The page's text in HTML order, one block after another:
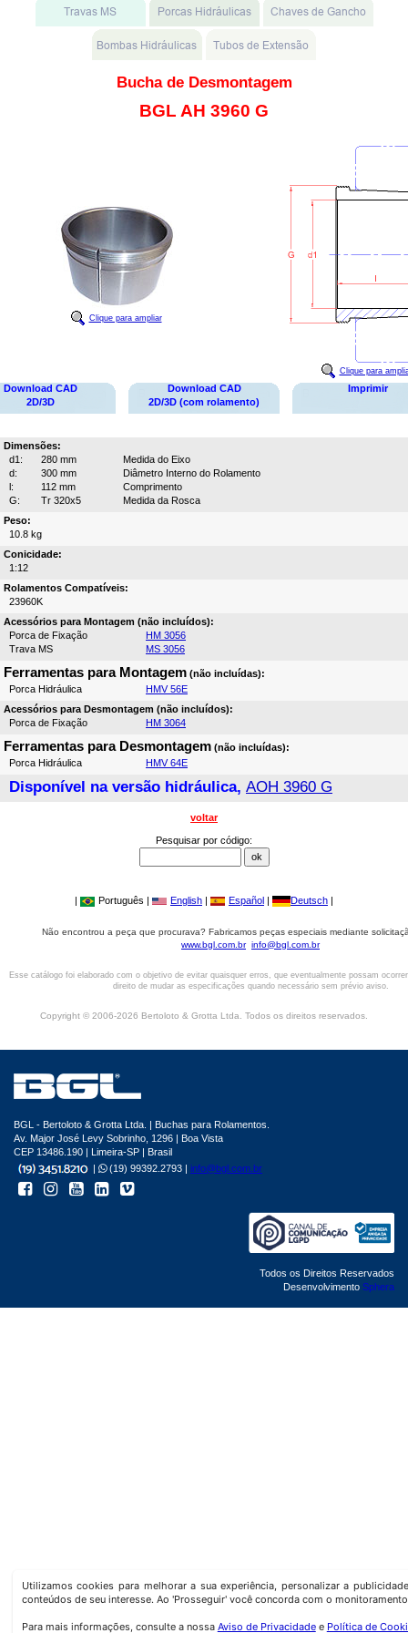
Bucha de Desmontagem
BGL AH 3960 G
Clique para ampliar
Clique para
Download CAD
2D/3D
Download CAD
2D/3D (com rolamento)
Imprimir
Dimensões:
d1:
280 mm
Medida do Eixo
d:
300 mm
Diâmetro Interno do Rolamento
l:
112 mm
Comprimento
G:
Tr 320x5
Medida da Rosca
Peso:
10.8 kg
Conicidade:
1:12
Rolamentos Compatíveis:
23960K
Acessórios para Montagem (não incluídos):
Porca de Fixação
HM 3056
Trava MS
MS 3056
Ferramentas para Montagem (não incluídas):
Porca Hidráulica
HMV 56E
Acessórios para Desmontagem (não incluídos):
Porca de Fixação
HM 3064
Ferramentas para Desmontagem (não incluídas):
Porca Hidráulica
HMV 64E
Disponível na versão hidráulica, AOH 3960 G
voltar
Pesquisar por código:
| Português | English | Español | Deutsch |
Não encontrou a peça que procurava? Fabricamos peças especiais mediante
www.bgl.com.br info@bgl.com.br
Esse catálogo foi elaborado com o objetivo de evitar quaisquer erros, que eventualmente possam
direito de mudar as especificações quando necessário sem prévio aviso.
Copyright © 2006-2026 Bertoloto & Grotta Ltda. Todos os direitos reservados.
Utilizamos cookies para melhorar a sua experiência, personalizar a
conteúdos de seu interesse. Ao 'Prosseguir' você concorda com o
Para mais informações, consulte a nossa Aviso de Privacidadee Política de
BGL - Bertoloto & Grotta Ltda. | Buchas para Rolamentos.
Av. Major José Levy Sobrinho, 1296 | Boa Vista
CEP 13486.190 | Limeira-SP | Brasil
|
(19) 99392.2793 | info@bgl.com.br
Todos os Direitos Reservados
Desenvolvimento Sphera